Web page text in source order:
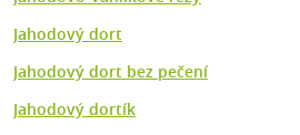
Jahodový dort
Jahodový dort bez pečení
Jahodový dortík